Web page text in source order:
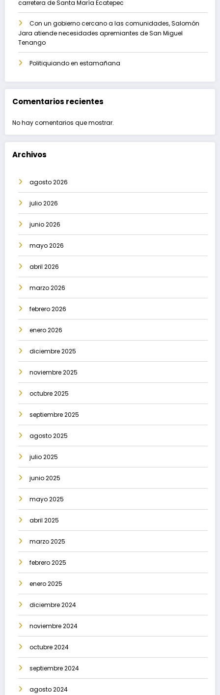
carretera de Santa María Ecatepec
Con un gobierno cercano a las comunidades, Salomón
Jara atiende necesidades apremiantes de San Miguel
Tenango
Politiquiando en estamañana
Comentarios recientes
No hay comentarios que mostrar.
Archivos
agosto 2026
julio 2026
junio 2026
mayo 2026
abril 2026
marzo 2026
febrero 2026
enero 2026
diciembre 2025
noviembre 2025
octubre 2025
septiembre 2025
agosto 2025
julio 2025
junio 2025
mayo 2025
abril 2025
marzo 2025
febrero 2025
enero 2025
diciembre 2024
noviembre 2024
octubre 2024
septiembre 2024
agosto 2024